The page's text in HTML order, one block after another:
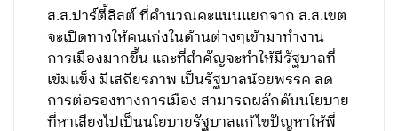
ส.ส.ปาร์ตี้ลิสต์ ที่คำนวณคะแนนแยกจาก ส.ส.เขต
จะเปิดทางให้คนเก่งในด้านต่างๆเข้ามาทำงาน
การเมืองมากขึ้น และที่สำคัญจะทำให้มีรัฐบาลที่
เข้มแข็ง มีเสถียรภาพ เป็นรัฐบาลน้อยพรรค ลด
การต่อรองทางการเมือง สามารถผลักดันนโยบาย
ที่หาเสียงไปเป็นนโยบายรัฐบาลแก้ไขปัญหาให้พี่